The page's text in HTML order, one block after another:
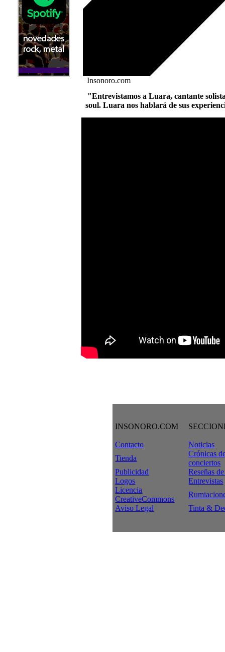
Insonoro.com
"Entrevistamos a Luara, cantante
soul. Luara nos hablará de sus
INSONORO.COM
Contacto
Noticias
Tienda
Crónicas
conciertos
Publicidad
Reseñas
Logos
Entrevistas
Licencia
CreativeCommons
Aviso Legal
Tinta &